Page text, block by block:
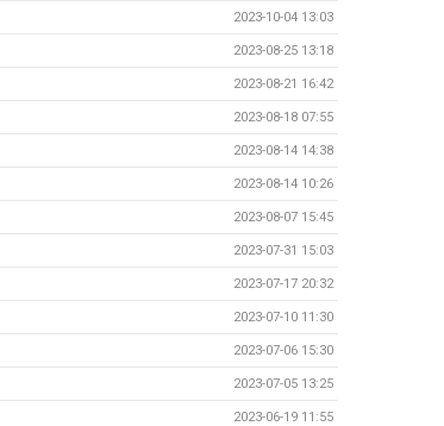
2023-10-04 13:03
2023-08-25 13:18
2023-08-21 16:42
2023-08-18 07:55
2023-08-14 14:38
2023-08-14 10:26
2023-08-07 15:45
2023-07-31 15:03
2023-07-17 20:32
2023-07-10 11:30
2023-07-06 15:30
2023-07-05 13:25
2023-06-19 11:55